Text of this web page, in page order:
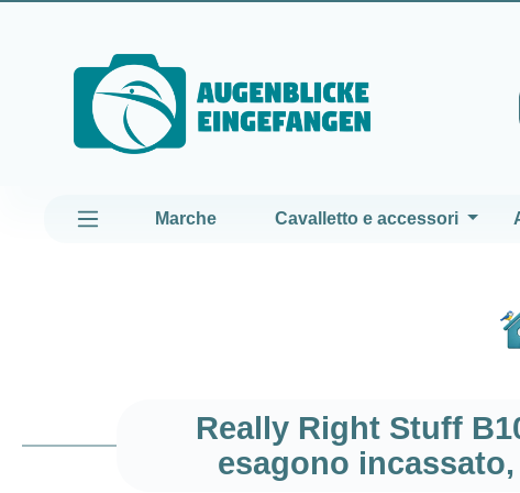
Marche Cavalletto e accessori
Really Right Stuff
esagono